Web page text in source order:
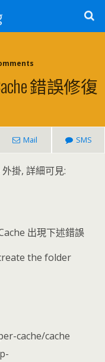
錯誤修復
Mail SMS
掛, 詳細可見:
出現下述錯誤
the folder
cache/cache